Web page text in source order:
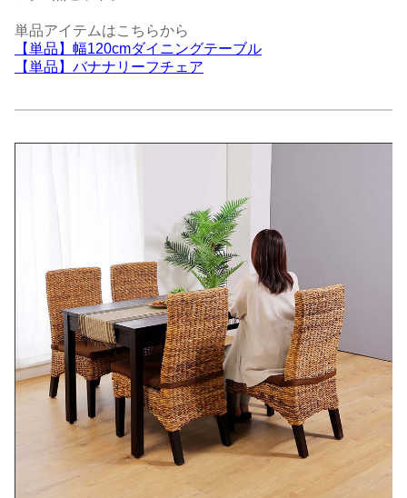
単品アイテムはこちらから
【単品】幅120cmダイニングテーブル
【単品】バナナリーフチェア